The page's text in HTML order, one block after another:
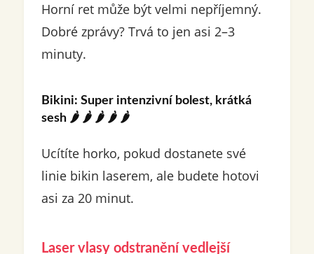
Horní ret může být velmi nepříjemný.
Dobré zprávy? Trvá to jen asi 2–3
minuty.
Bikini: Super intenzivní bolest, krátká
sesh🌶️ 🌶️ 🌶️ 🌶️ 🌶️
Ucítíte horko, pokud dostanete své
linie bikin laserem, ale budete hotovi
asi za 20 minut.
Laser vlasy odstranění vedlejší